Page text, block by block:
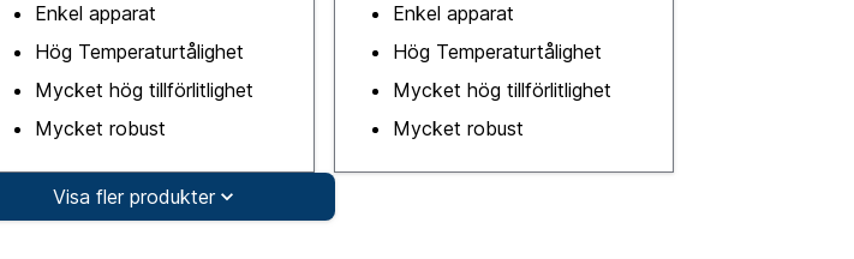
Enkel apparat
Hög Temperaturtålighet
Mycket hög tillförlitlighet
Mycket robust
Enkel apparat
Hög Temperaturtålighet
Mycket hög tillförlitlighet
Mycket robust
Visa fler produkter